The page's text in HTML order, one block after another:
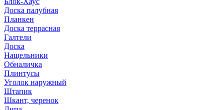
Доска палубная
Планкен
Доска террасная
Галтели
Доска
Нащельники
Обналичка
Плинтусы
Уголок наружный
Штапик
Шкант, черенок